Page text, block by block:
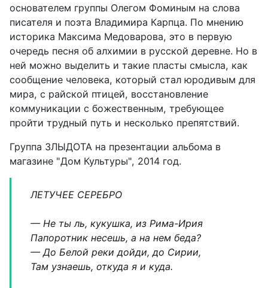
основателем группы Олегом Фоминым на слова
писателя и поэта Владимира Карпца. По мнению
историка Максима Медоварова, это в первую
очередь песня об алхимии в русской деревне. Но в
ней можно выделить и такие пласты смысла, как
сообщение человека, который стал юродивым для
мира, с райской птицей, восстановление
коммуникации с божественным, требующее
пройти трудный путь и несколько препятствий.
Группа ЗЛЫДОТА на презентации альбома в
магазине "Дом Культуры", 2014 год.
ЛЕТУЧЕЕ СЕРЕБРО
— Не ты ль, кукушка, из Рима-Ирия
Папоротник несешь, а на нем беда?
— До Белой реки дойди, до Сирии,
Там узнаешь, откуда я и куда.